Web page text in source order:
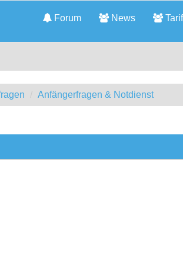
Forum News
Anfängerfragen & Notdienst